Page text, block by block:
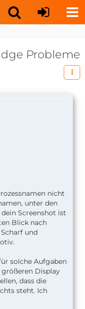
Probleme
nicht
unter den
dein Screenshot ist
Blick nach
und
solche Aufgaben
Display
dass die
steht. Ich